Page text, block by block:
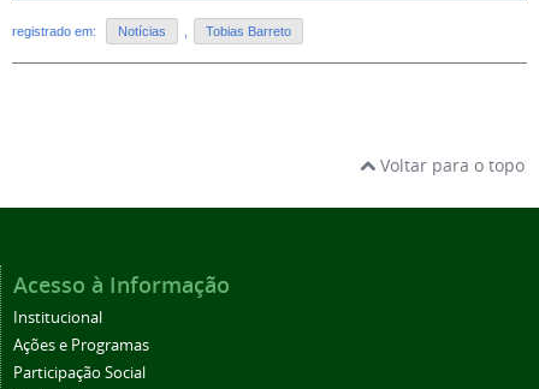
registrado em: Notícias Tobias Barreto
Voltar para o topo
Acesso à Informação
Institucional
Ações e Programas
Participação Social